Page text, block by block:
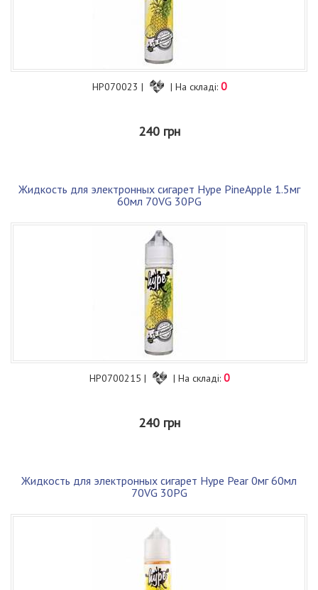
HP070023 | | На складі: 0
240 грн
Жидкость для электронных сигарет Hype PineApple 1.5мг
60мл 70VG 30PG
HP0700215 | | На складі: 0
240 грн
Жидкость для электронных сигарет Hype Pear 0мг 60мл
70VG 30PG